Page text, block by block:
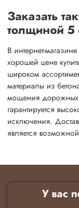
Заказать
толщиной 5
В интернет-
хорошей цене
широком
материалы из
мощения дорожных
гарантируется
исключения.
является
У вас